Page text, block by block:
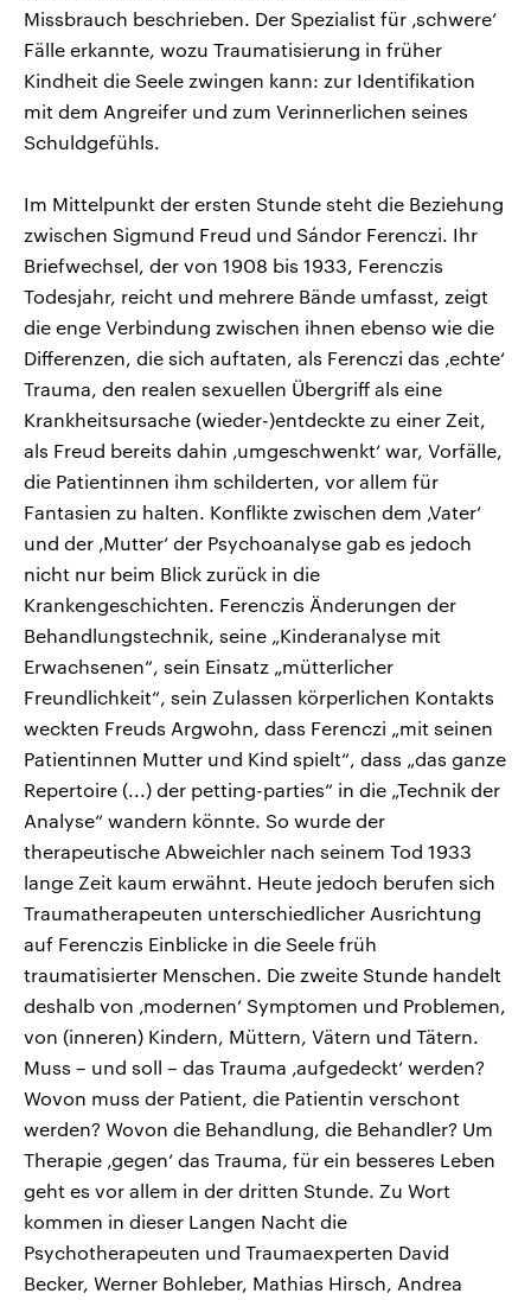
Missbrauch beschrieben. Der Spezialist für ‚schwere‘
Fälle erkannte, wozu Traumatisierung in früher
Kindheit die Seele zwingen kann: zur Identifikation
mit dem Angreifer und zum Verinnerlichen seines
Schuldgefühls.
Im Mittelpunkt der ersten Stunde steht die Beziehung
zwischen Sigmund Freud und Sándor Ferenczi. Ihr
Briefwechsel, der von 1908 bis 1933, Ferenczis
Todesjahr, reicht und mehrere Bände umfasst, zeigt
die enge Verbindung zwischen ihnen ebenso wie die
Differenzen, die sich auftaten, als Ferenczi das ‚echte‘
Trauma, den realen sexuellen Übergriff als eine
Krankheitsursache (wieder-)entdeckte zu einer Zeit,
als Freud bereits dahin ‚umgeschwenkt‘ war, Vorfälle,
die Patientinnen ihm schilderten, vor allem für
Fantasien zu halten. Konflikte zwischen dem ‚Vater‘
und der ‚Mutter‘ der Psychoanalyse gab es jedoch
nicht nur beim Blick zurück in die
Krankengeschichten. Ferenczis Änderungen der
Behandlungstechnik, seine „Kinderanalyse mit
Erwachsenen“, sein Einsatz „mütterlicher
Freundlichkeit“, sein Zulassen körperlichen Kontakts
weckten Freuds Argwohn, dass Ferenczi „mit seinen
Patientinnen Mutter und Kind spielt“, dass „das ganze
Repertoire (...) der petting-parties“ in die „Technik der
Analyse“ wandern könnte. So wurde der
therapeutische Abweichler nach seinem Tod 1933
lange Zeit kaum erwähnt. Heute jedoch berufen sich
Traumatherapeuten unterschiedlicher Ausrichtung
auf Ferenczis Einblicke in die Seele früh
traumatisierter Menschen. Die zweite Stunde handelt
deshalb von ‚modernen‘ Symptomen und Problemen,
von (inneren) Kindern, Müttern, Vätern und Tätern.
Muss – und soll – das Trauma ‚aufgedeckt‘ werden?
Wovon muss der Patient, die Patientin verschont
werden? Wovon die Behandlung, die Behandler? Um
Therapie ‚gegen‘ das Trauma, für ein besseres Leben
geht es vor allem in der dritten Stunde. Zu Wort
kommen in dieser Langen Nacht die
Psychotherapeuten und Traumaexperten David
Becker, Werner Bohleber, Mathias Hirsch, Andrea